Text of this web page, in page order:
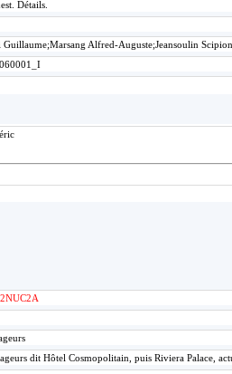
Détails.
Alfred-Auguste;Jeansoulin
dit Hôtel Cosmopolitain, puis Riviera Palace,